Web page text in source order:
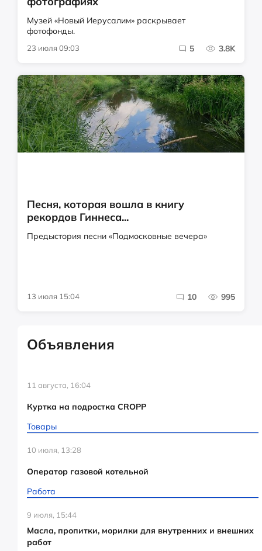
Музей «Новый Иерусалим» раскрывает
фотофонды.
23 июля 09:03 5 3.8K
Песня, которая вошла в книгу
рекордов Гиннеса...
Предыстория песни «Подмосковные вечера»
13 июля 15:04 10 995
Объявления
11 августа, 16:04
Куртка на подростка CROPP
Товары
10 июля, 13:28
Оператор газовой котельной
Работа
9 июля, 15:44
Масла, пропитки, морилки для внутренних и внешних
работ